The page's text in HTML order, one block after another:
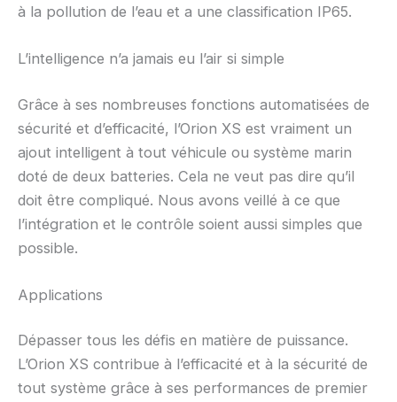
à la pollution de l’eau et a une classification IP65.
L’intelligence n’a jamais eu l’air si simple
Grâce à ses nombreuses fonctions automatisées de
sécurité et d’efficacité, l’Orion XS est vraiment un
ajout intelligent à tout véhicule ou système marin
doté de deux batteries. Cela ne veut pas dire qu’il
doit être compliqué. Nous avons veillé à ce que
l’intégration et le contrôle soient aussi simples que
possible.
Applications
Dépasser tous les défis en matière de puissance.
L’Orion XS contribue à l’efficacité et à la sécurité de
tout système grâce à ses performances de premier